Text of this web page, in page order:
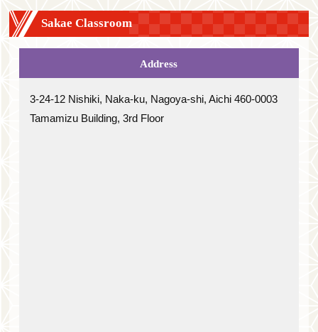
Sakae Classroom
Address
3-24-12 Nishiki, Naka-ku, Nagoya-shi, Aichi 460-0003
Tamamizu Building, 3rd Floor